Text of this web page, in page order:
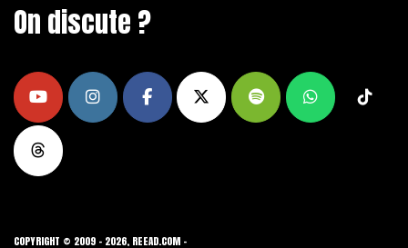
On discute ?
COPYRIGHT © 2009 - 2026, REEAD.COM -